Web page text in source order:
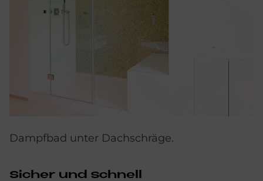
Dampfbad unter Dachschräge.
Si­cher und schnell